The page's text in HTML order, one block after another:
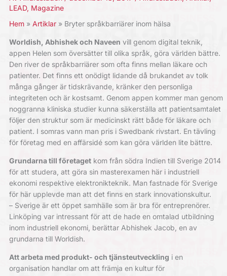
LEAD, Magazine
Hem
Artiklar Bryter språkbarriärer inom hälsa
Worldish, Abhishek och Naveen vill genom digital teknik,
appen Helen som översätter till olika språk, göra världen bättre.
Den river de språkbarriärer som ofta finns mellan läkare och
patienter. Det finns ett onödigt lidande då brukandet av tolk
många gånger är tidskrävande, kränker den personliga
integriteten och är kostsamt. Genom appen kommer man genom
noggranna kliniska studier kunna säkerställa att patientsamtalet
följer den struktur som är medicinskt rätt både för läkare och
patient. I somras vann man pris i Swedbank rivstart. En tävling
för företag med en affärsidé som kan göra världen lite bättre.
Grundarna till företagetkom från södra Indien till Sverige 2014
för att studera, att göra sin masterexamen här i industriell
ekonomi respektive elektronikteknik. Man fastnade för Sverige
för här upplevde man att det finns en stark innovationskultur.
– Sverige är ett öppet samhälle som är bra för entreprenörer.
Linköping var intressant för att de hade en omtalad utbildning
inom industriell ekonomi, berättar Abhishek Jacob, en av
grundarna till Worldish.
Att arbeta med produkt- och tjänsteutveckling i en
organisation handlar om att främja en kultur för